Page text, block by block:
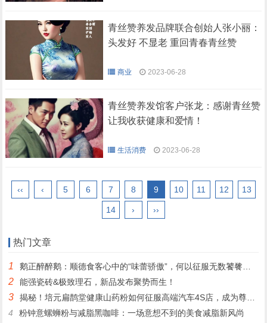
青丝赞养发品牌联合创始人张小丽：
头发好 不显老 重回青春青丝赞
商业 2023-06-28
青丝赞养发馆客户张龙：感谢青丝赞
让我收获健康和爱情！
生活消费 2023-06-28
‹‹ ‹ 5 6 7 8 9 10 11 12 13
14 › ››
热门文章
1 鹅正醉醉鹅：顺德食客心中的“味蕾骄傲”，何以征服无数饕餮之心？
2 能强瓷砖&极致理石，新品发布聚势而生！
3
揭秘！培元扁鹊堂健康山药粉如何征服高端汽车4S店，成为尊贵客户的定制之选
4
粉钟意螺蛳粉与减脂黑咖啡：一场意想不到的美食减脂新风尚